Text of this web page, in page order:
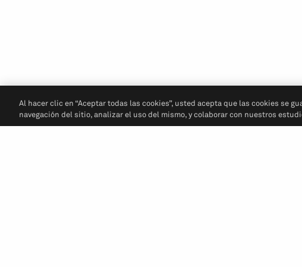
Al hacer clic en “Aceptar todas las cookies”, usted acepta que las cookies se
navegación del sitio, analizar el uso del mismo, y colaborar con nuestros